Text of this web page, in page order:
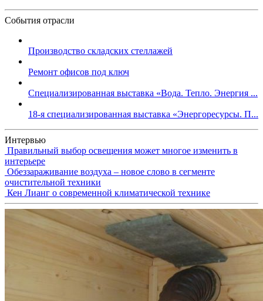
События отрасли
Производство складских стеллажей
Ремонт офисов под ключ
Специализированная выставка «Вода. Тепло. Энергия ...
18-я специализированная выставка «Энергоресурсы. П...
Интервью
Правильный выбор освещения может многое изменить в
интерьере
Обеззараживание воздуха – новое слово в сегменте
очистительной техники
Кен Лианг о современной климатической технике